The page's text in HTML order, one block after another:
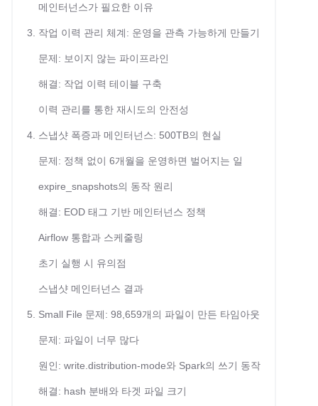
메인터넌스가 필요한 이유
3. 작업 이력 관리 체계: 운영을 관측 가능하게 만들기
문제: 보이지 않는 파이프라인
해결: 작업 이력 테이블 구축
이력 관리를 통한 재시도의 안전성
4. 스냅샷 폭증과 메인터넌스: 500TB의 현실
문제: 정책 없이 6개월을 운영하면 벌어지는 일
expire_snapshots의 동작 원리
해결: EOD 태그 기반 메인터넌스 정책
Airflow 통합과 스케줄링
초기 실행 시 유의점
스냅샷 메인터넌스 결과
5. Small File 문제: 98,659개의 파일이 만든 타임아웃
문제: 파일이 너무 많다
원인: write.distribution-mode와 Spark의 쓰기 동작
해결: hash 분배와 타겟 파일 크기